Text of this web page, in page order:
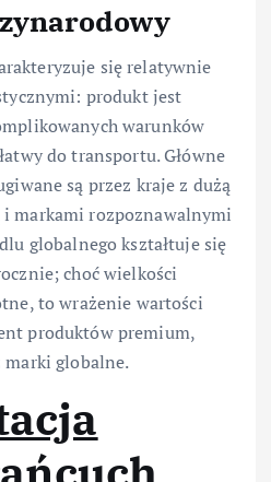
się relatywnie
produkt jest
warunków
do transportu. Główne
są przez kraje z dużą
markami rozpoznawalnymi
globalnego kształtuje się
choć wielkości
to wrażenie wartości
produktów premium,
globalne.